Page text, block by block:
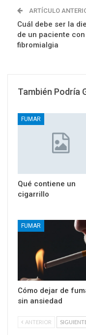
ARTÍCULO
Cuál debe ser la
de un paciente con
fibromialgia
También Podría
FUMAR
Qué contiene un
cigarrillo
FUMAR
Cómo dejar de
sin ansiedad
ANTERIOR